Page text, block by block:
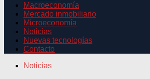
Macroeconomía
Mercado inmobiliario
Microeconomía
Noticias
Nuevas tecnologías
Contacto
Noticias